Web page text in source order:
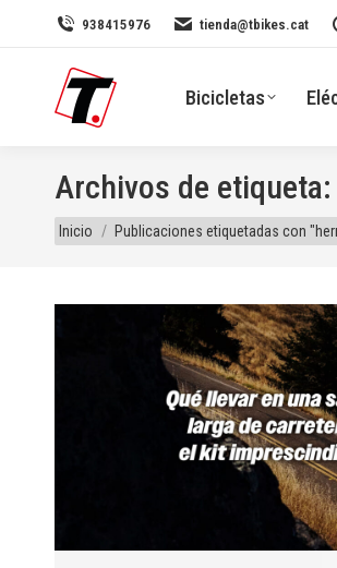
938415976 tienda@tbikes.cat
Bicicletas
Archivos de etiqueta:
Estás aquí:
Inicio Publicaciones etiquetadas con